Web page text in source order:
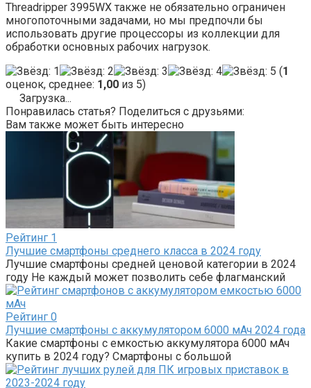
Threadripper 3995WX также не обязательно ограничен
многопоточными задачами, но мы предпочли бы
использовать другие процессоры из коллекции для
обработки основных рабочих нагрузок.
(1
оценок, среднее: 1,00 из 5)
Загрузка...
Понравилась статья? Поделиться с друзьями:
Вам также может быть интересно
Рейтинг 1
Лучшие смартфоны среднего класса в 2024 году
Лучшие смартфоны средней ценовой категории в 2024
году Не каждый может позволить себе флагманский
Рейтинг 0
Лучшие смартфоны с аккумулятором 6000 мАч 2024 года
Какие смартфоны с емкостью аккумулятора 6000 мАч
купить в 2024 году? Смартфоны с большой